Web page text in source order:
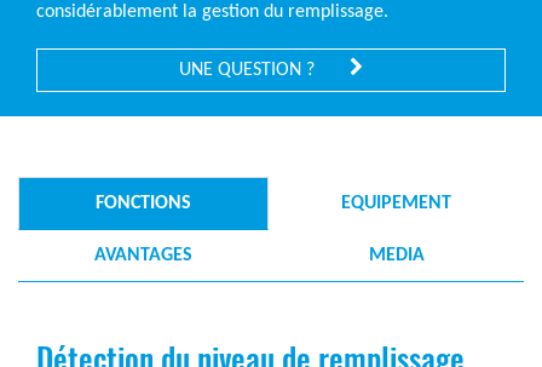
considérablement la gestion du remplissage.
UNE QUESTION ?
FONCTIONS EQUIPEMENT
AVANTAGES MEDIA